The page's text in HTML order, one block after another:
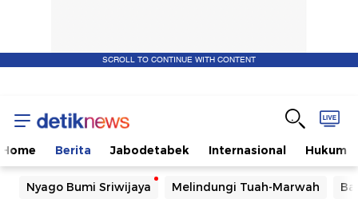
SCROLL TO CONTINUE WITH CONTENT
Home Berita Jabodetabek Internasional Hukum
Nyago Bumi Sriwijaya Melindungi Tuah-Marwah